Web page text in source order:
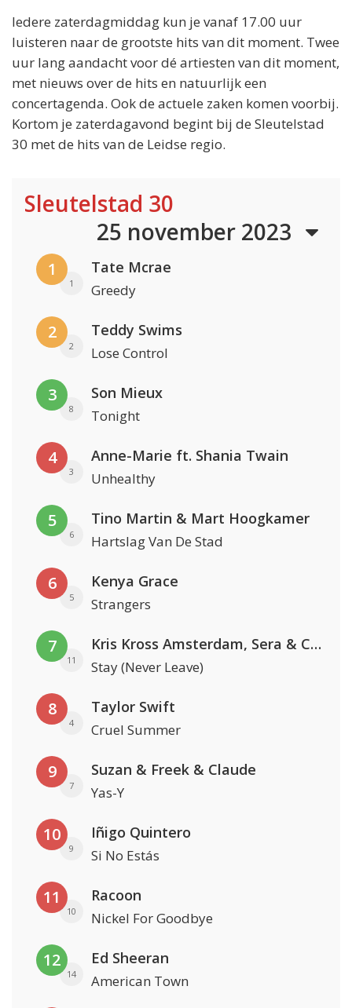
Iedere zaterdagmiddag kun je vanaf 17.00 uur
luisteren naar de grootste hits van dit moment. Twee
uur lang aandacht voor dé artiesten van dit moment,
met nieuws over de hits en natuurlijk een
concertagenda. Ook de actuele zaken komen voorbij.
Kortom je zaterdagavond begint bij de Sleutelstad
30 met de hits van de Leidse regio.
Sleutelstad 30
25 november 2023
1
1
Tate Mcrae
Greedy
2
2
Teddy Swims
Lose Control
3
8
Son Mieux
Tonight
4
3
Anne-Marie ft. Shania Twain
Unhealthy
5
6
Tino Martin & Mart Hoogkamer
Hartslag Van De Stad
6
5
Kenya Grace
Strangers
7
11
Kris Kross Amsterdam, Sera & Conor Maynard
Stay (Never Leave)
8
4
Taylor Swift
Cruel Summer
9
7
Suzan & Freek & Claude
Yas-Y
10
9
Iñigo Quintero
Si No Estás
11
10
Racoon
Nickel For Goodbye
12
14
Ed Sheeran
American Town